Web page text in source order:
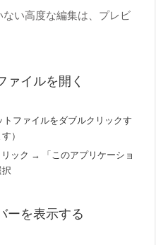
い高度な編集は、プレビ
ァイルを開く
ファイルをダブルクリックす
）
ック → 「このアプリケーショ
ーを表示する